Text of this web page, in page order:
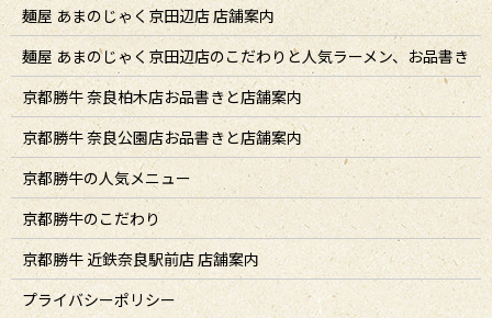
麺屋 あまのじゃく京田辺店 店舗案内
麺屋 あまのじゃく京田辺店のこだわりと人気ラーメン、お品書き
京都勝牛 奈良柏木店お品書きと店舗案内
京都勝牛 奈良公園店お品書きと店舗案内
京都勝牛の人気メニュー
京都勝牛のこだわり
京都勝牛 近鉄奈良駅前店 店舗案内
プライバシーポリシー